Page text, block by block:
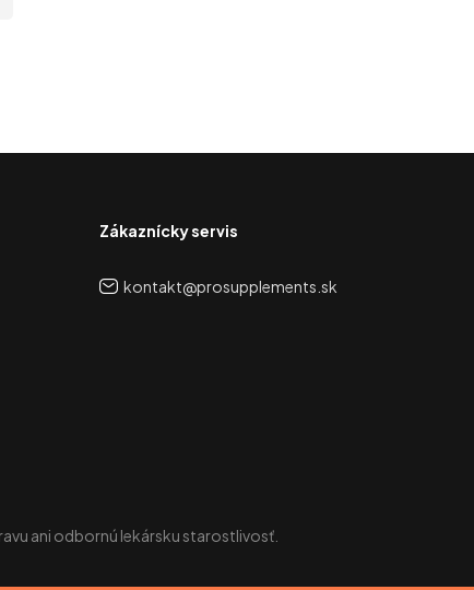
Zákaznícky servis
kontakt@prosupplements.sk
ani odbornú lekársku starostlivosť.